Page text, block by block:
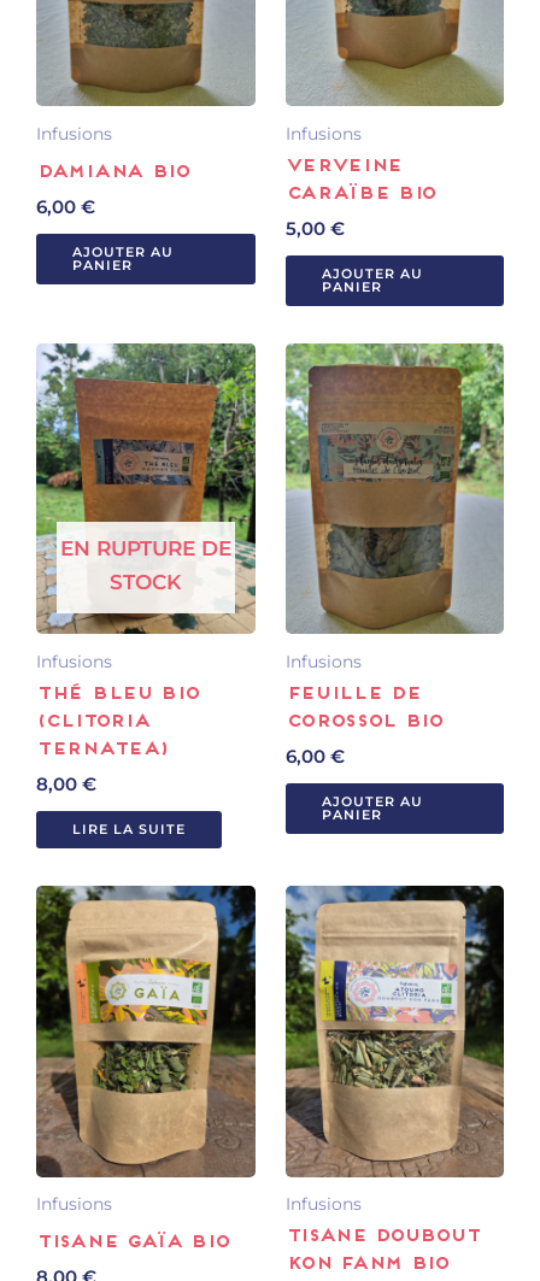
Infusions
Damiana Bio
6,00 €
AJOUTER AU
PANIER
Infusions
Verveine
Caraïbe Bio
5,00 €
AJOUTER AU
PANIER
EN RUPTURE DE
STOCK
Infusions
Thé bleu bio
(Clitoria
ternatea)
8,00 €
LIRE LA SUITE
Infusions
Feuille de
Corossol Bio
6,00 €
AJOUTER AU
PANIER
Infusions
Tisane Gaïa BIO
Infusions
Tisane Doubout
Kon Fanm Bio